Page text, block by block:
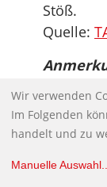
Stöß.
Quelle:
der
Wir verwenden
Im Folgenden
handelt und zu
Manuelle Auswahl